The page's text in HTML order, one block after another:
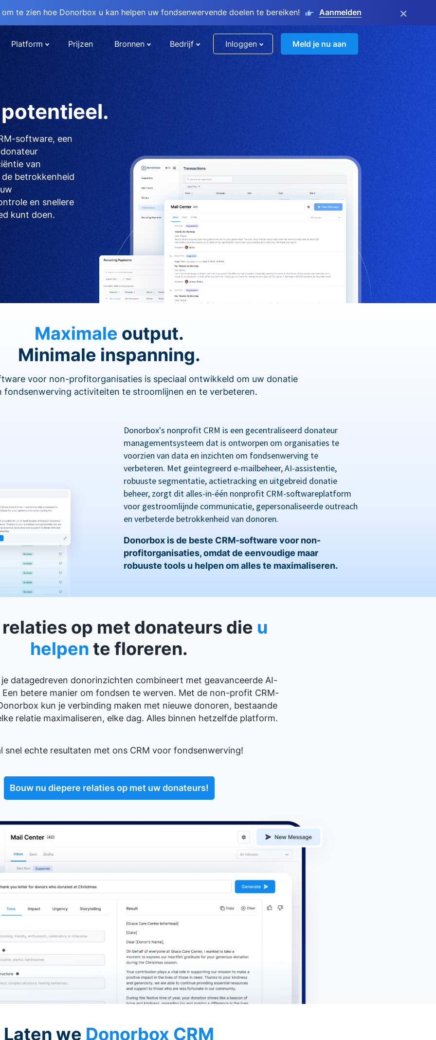
te zien hoe Donorbox u kan helpen uw fondsenwervende doelen te bereiken! Aanmelden ×
Platform Prijzen Bronnen Bedrijf Inloggen Meld je nu aan
software, een
van
betrokkenheid
en snellere
kunt doen.
Maximale output.
Minimale inspanning.
voor non-profitorganisaties is speciaal ontwikkeld om uw donatie
fondsenwerving activiteiten te stroomlijnen en te verbeteren.
Donorbox's nonprofit CRM is een gecentraliseerd donateur
managementsysteem dat is ontworpen om organisaties te
voorzien van data en inzichten om fondsenwerving te
verbeteren. Met geïntegreerd e-mailbeheer, AI-assistentie,
robuuste segmentatie, actietracking en uitgebreid donatie
beheer, zorgt dit alles-in-één nonprofit CRM-softwareplatform
voor gestroomlijnde communicatie, gepersonaliseerde outreach
en verbeterde betrokkenheid van donoren.
Donorbox is de beste CRM-software voor non-
profitorganisaties, omdat de eenvoudige maar
robuuste tools u helpen om alles te maximaliseren.
op met donateurs die u
helpen te floreren.
je datagedreven donorinzichten combineert met geavanceerde AI-
betere manier om fondsen te werven. Met de non-profit CRM-
kun je verbinding maken met nieuwe donoren, bestaande
relatie maximaliseren, elke dag. Alles binnen hetzelfde platform.
snel echte resultaten met ons CRM voor fondsenwerving!
Bouw nu diepere relaties op met uw donateurs!
Laten we Donorbox CRM